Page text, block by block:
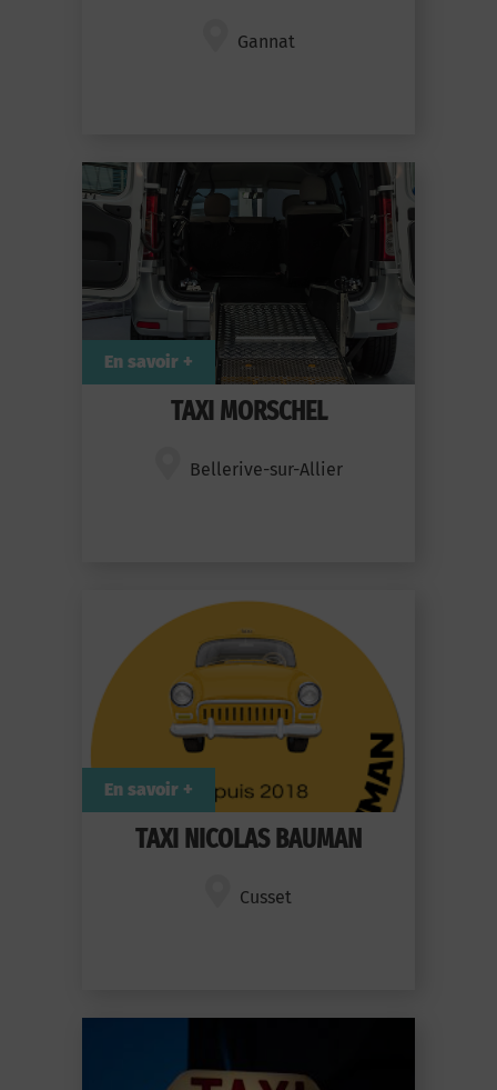
Gannat
TAXI MORSCHEL
Bellerive-sur-Allier
En savoir +
TAXI NICOLAS BAUMAN
Cusset
En savoir +